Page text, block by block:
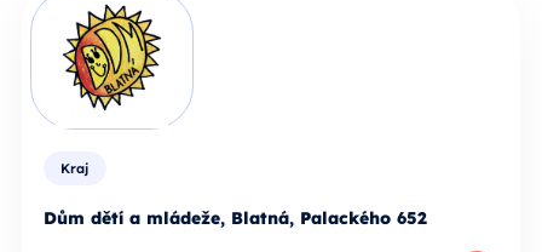
Kraj
Dům dětí a mládeže, Blatná, Palackého 652